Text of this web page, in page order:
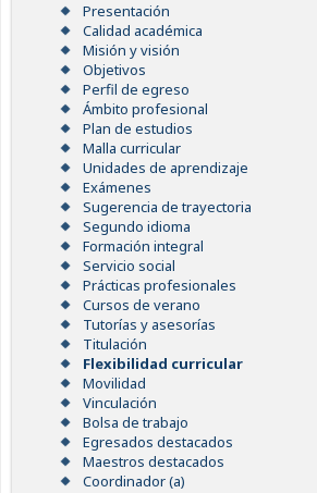
Presentación
Calidad académica
Misión y visión
Objetivos
Perfil de egreso
Ámbito profesional
Plan de estudios
Malla curricular
Unidades de aprendizaje
Exámenes
Sugerencia de trayectoria
Segundo idioma
Formación integral
Servicio social
Prácticas profesionales
Cursos de verano
Tutorías y asesorías
Titulación
Flexibilidad curricular
Movilidad
Vinculación
Bolsa de trabajo
Egresados destacados
Maestros destacados
Coordinador (a)